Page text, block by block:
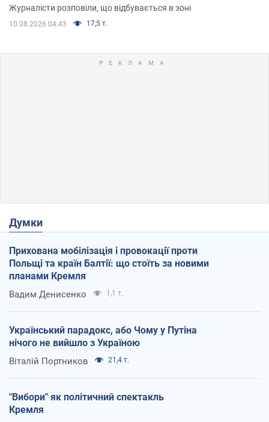
Журналісти розповіли, що відбувається в зоні
10.08.2026 04:43 17,5 т.
Думки
Прихована мобілізація і провокації проти
Польщі та країн Балтії: що стоїть за новими
планами Кремля
Вадим Денисенко 1,1 т.
Український парадокс, або Чому у Путіна
нічого не вийшло з Україною
Віталій Портников 21,4 т.
"Вибори" як політичний спектакль
Кремля